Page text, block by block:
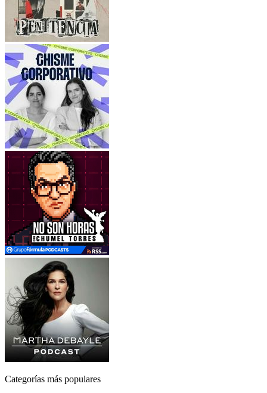
Categorías más populares